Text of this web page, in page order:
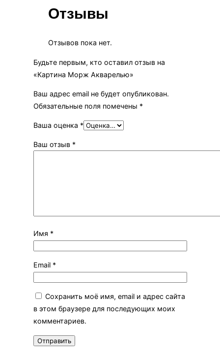
Отзывы
Отзывов пока нет.
Будьте первым, кто оставил отзыв на
«Картина Морж Акварелью»
Ваш адрес email не будет опубликован.
Обязательные поля помечены *
Ваша оценка *
Ваш отзыв *
Имя *
Email *
Сохранить моё имя, email и адрес сайта
в этом браузере для последующих моих
комментариев.